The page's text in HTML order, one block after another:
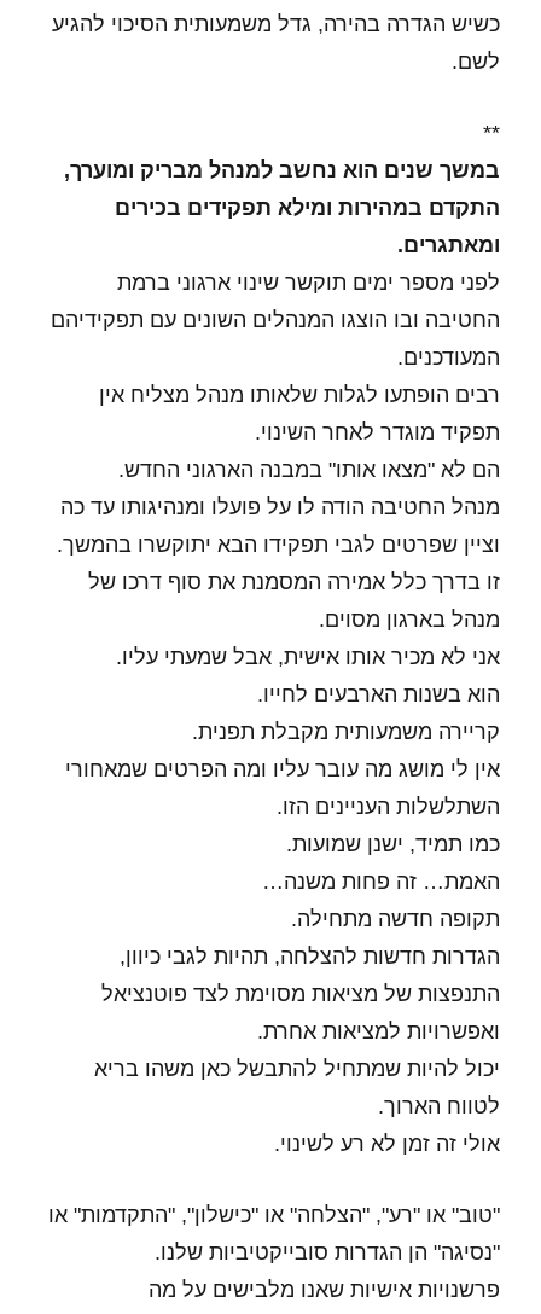
כשיש הגדרה בהירה, גדל משמעותית הסיכוי להגיע
לשם.
**
במשך שנים הוא נחשב למנהל מבריק ומוערך,
התקדם במהירות ומילא תפקידים בכירים
ומאתגרים.
לפני מספר ימים תוקשר שינוי ארגוני ברמת
החטיבה ובו הוצגו המנהלים השונים עם תפקידיהם
המעודכנים.
רבים הופתעו לגלות שלאותו מנהל מצליח אין
תפקיד מוגדר לאחר השינוי.
הם לא "מצאו אותו" במבנה הארגוני החדש.
מנהל החטיבה הודה לו על פועלו ומנהיגותו עד כה
וציין שפרטים לגבי תפקידו הבא יתוקשרו בהמשך.
זו בדרך כלל אמירה המסמנת את סוף דרכו של
מנהל בארגון מסוים.
אני לא מכיר אותו אישית, אבל שמעתי עליו.
הוא בשנות הארבעים לחייו.
קריירה משמעותית מקבלת תפנית.
אין לי מושג מה עובר עליו ומה הפרטים שמאחורי
השתלשלות העניינים הזו.
כמו תמיד, ישנן שמועות.
האמת… זה פחות משנה…
תקופה חדשה מתחילה.
הגדרות חדשות להצלחה, תהיות לגבי כיוון,
התנפצות של מציאות מסוימת לצד פוטנציאל
ואפשרויות למציאות אחרת.
יכול להיות שמתחיל להתבשל כאן משהו בריא
לטווח הארוך.
אולי זה זמן לא רע לשינוי.
"טוב" או "רע", "הצלחה" או "כישלון", "התקדמות" או
"נסיגה" הן הגדרות סובייקטיביות שלנו.
פרשנויות אישיות שאנו מלבישים על מה